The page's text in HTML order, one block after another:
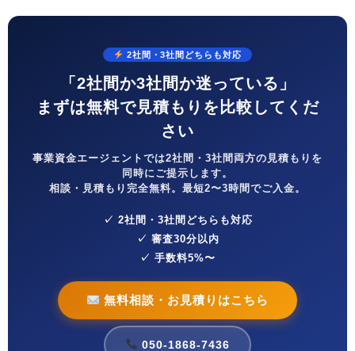
2社間・3社間どちらも対応
「2社間か3社間か迷っている」
まずは無料で見積もりを比較してくだ
さい
事業資金エージェントでは2社間・3社間両方の見積もりを
同時にご提示します。
相談・見積もり完全無料。最短2〜3時間でご入金。
✓ 2社間・3社間どちらも対応
✓ 審査30分以内
✓ 手数料5%〜
無料相談・お見積りはこちら
050-1868-7436